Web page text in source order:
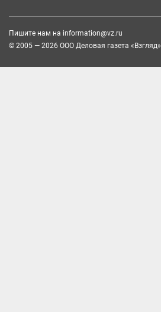
Пишите нам на information@vz.ru
© 2005 — 2026 ООО Деловая газета «Взгляд»